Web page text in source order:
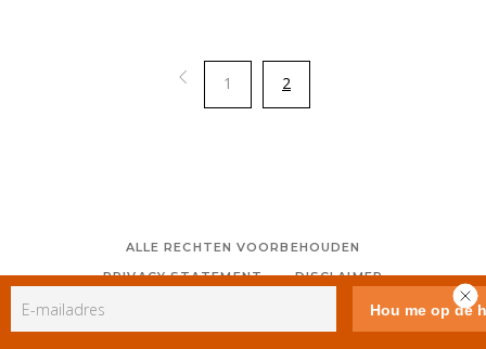
1 2
ALLE RECHTEN VOORBEHOUDEN
PRIVACY STATEMENT
DISCLAIMER
GEBRUIKERSVOORWAARDEN